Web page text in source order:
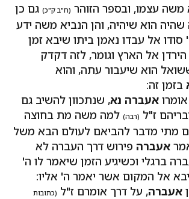
עצמו, ובספר הזוהר (ח"ב ק"כ) גם כן
הוא שיהיה, והן הנביא משה ידע
סודו אל עבדו נאמן ביתו שיבא זמן
אל הארץ וגומר, לזה דקדק
הוא שיעבור עתה, והוא
בזמן זה:
אעברה נא, שנתכוון להשיב גם
ז"ל (רבה) למה משה מת בחוצה
מתי מדבר להביאם לעולם הבא משל
אעברה פירוש דרך העברה לא
ברגלי וכשיגיע הזמן שיאמר לו ה'
אל המקום אשר יאמר ה' אליו:
אעברה, על דרך אומרם ז"ל (כתובות